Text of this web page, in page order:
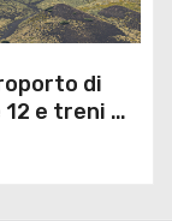
di
e treni …